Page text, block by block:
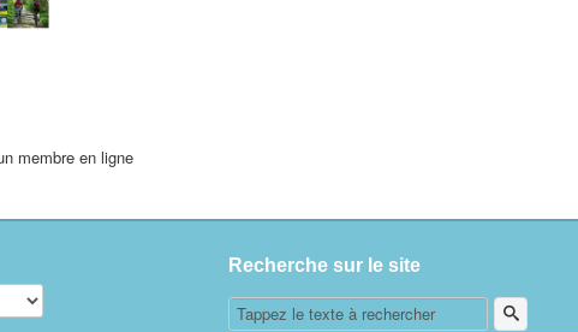
membre en ligne
Recherche sur le site